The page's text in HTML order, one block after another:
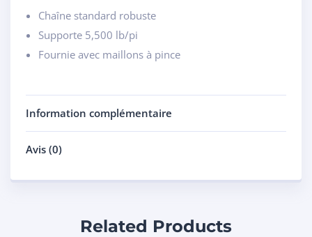
Chaîne standard robuste
Supporte 5,500 lb/pi
Fournie avec maillons à pince
Information complémentaire
Avis (0)
Related Products